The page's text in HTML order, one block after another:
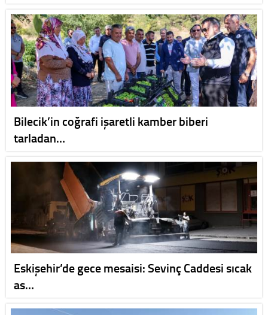
Bilecik’in coğrafi işaretli kamber biberi
tarladan…
Eskişehir’de gece mesaisi: Sevinç Caddesi sıcak
as…